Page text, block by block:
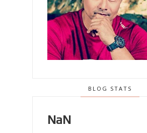
BLOG STATS
NaN